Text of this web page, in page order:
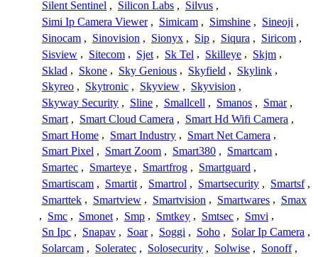
Silent Sentinel , Silicon Labs , Silvus ,
Simi Ip Camera Viewer , Simicam , Simshine , Sineoji ,
Sinocam , Sinovision , Sionyx , Sip , Siqura , Siricom ,
Sisview , Sitecom , Sjet , Sk Tel , Skilleye , Skjm ,
Sklad , Skone , Sky Genious , Skyfield , Skylink ,
Skyreo , Skytronic , Skyview , Skyvision ,
Skyway Security , Sline , Smallcell , Smanos , Smar ,
Smart , Smart Cloud Camera , Smart Hd Wifi Camera ,
Smart Home , Smart Industry , Smart Net Camera ,
Smart Pixel , Smart Zoom , Smart380 , Smartcam ,
Smartec , Smarteye , Smartfrog , Smartguard ,
Smartiscam , Smartit , Smartrol , Smartsecurity , Smartsf ,
Smarttek , Smartview , Smartvision , Smartwares , Smax
, Smc , Smonet , Smp , Smtkey , Smtsec , Smvi ,
Sn Ipc , Snapav , Soar , Soggi , Soho , Solar Ip Camera ,
Solarcam , Soleratec , Solosecurity , Solwise , Sonoff ,